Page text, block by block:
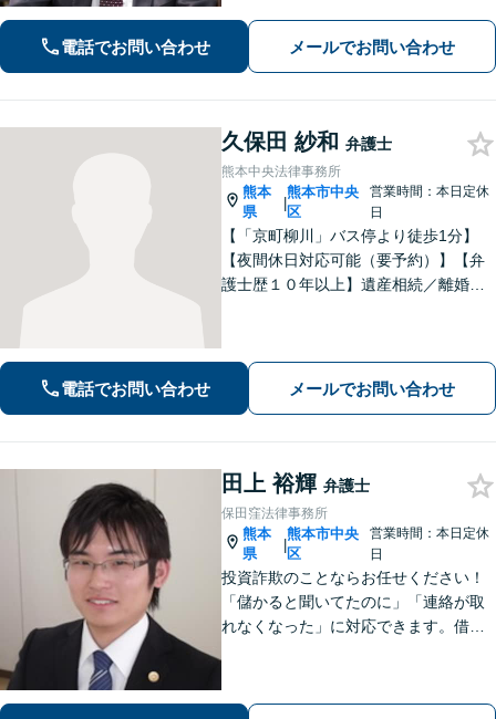
電話でお問い合わせ メールでお問い合わせ
久保田 紗和 弁護士
熊本中央法律事務所
熊本
県
|
熊本市中央
区
営業時間：本日定休
日
【「京町柳川」バス停より徒歩1分】
【夜間休日対応可能（要予約）】【弁
護士歴１０年以上】遺産相続／離婚・
す。お気軽にご相談ください。
電話でお問い合わせ メールでお問い合わせ
田上 裕輝 弁護士
保田窪法律事務所
熊本
県
|
熊本市中央
区
営業時間：本日定休
日
投資詐欺のことならお任せください！
「儲かると聞いてたのに」「連絡が取
れなくなった」に対応できます。借